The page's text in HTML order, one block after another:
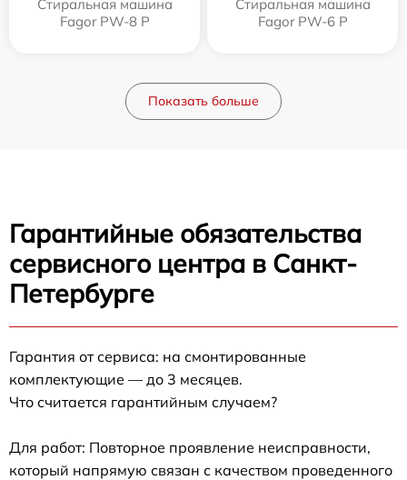
Стиральная машина
Fagor PW-8 P
Стиральная машина
Fagor PW-6 P
Показать больше
Гарантийные обязательства
сервисного центра в Санкт-
Петербурге
Гарантия от сервиса: на смонтированные
комплектующие — до 3 месяцев.
Что считается гарантийным случаем?
Для работ: Повторное проявление неисправности,
который напрямую связан с качеством проведенного